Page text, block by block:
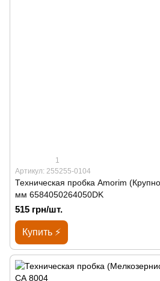
1
Артикул: 255255-0104
Техническая пробка Amorim
мм 6584050264050DK
515 грн/шт.
Купить ⚡